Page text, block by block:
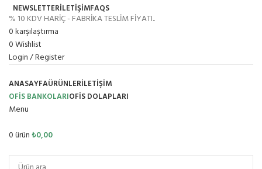
NEWSLETTERİLETİŞİMFAQS
% 10 KDV HARİÇ - FABRİKA TESLİM FİYATI..
0karşılaştırma
0Wishlist
Login / Register
ANASAYFAÜRÜNLERİLETIŞIM
OFİS BANKOLARIOFIS DOLAPLARI
Menu
0ürün₺0,00